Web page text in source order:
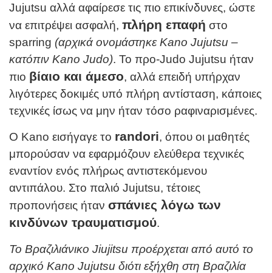
Jujutsu αλλά αφαίρεσε τις πιο επικίνδυνες, ώστε
να επιτρέψει ασφαλή, πλήρη επαφή στο
sparring (αρχικά ονομάστηκεKano Jujutsu –
κατόπιν Kano Judo). Το προ-Judo Jujutsu ήταν
πιο βίαιο και άμεσο, αλλά επειδή υπήρχαν
λιγότερες δοκιμές υπό πλήρη αντίσταση, κάποιες
τεχνικές ίσως να μην ήταν τόσο ραφιναρισμένες.
Ο Kano εισήγαγε το randori, όπου οι μαθητές
μπορούσαν να εφαρμόζουν ελεύθερα τεχνικές
εναντίον ενός πλήρως αντιστεκόμενου
αντιπάλου. Στο παλιό Jujutsu, τέτοιες
προπονήσεις ήταν σπάνιες λόγω των
κινδύνων τραυματισμού.
Το Βραζιλιάνικο Jiujitsu προέρχεται από αυτό το
αρχικό Kano Jujutsu διότι εξήχθη στη Βραζιλία